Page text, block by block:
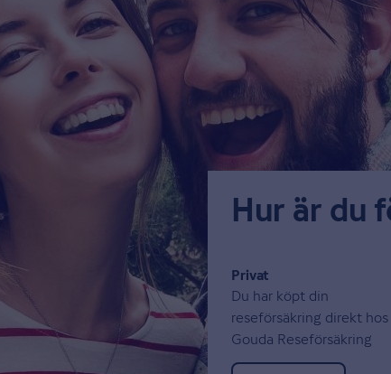
Hur är du
Privat
Du har köpt din
reseförsäkring direkt hos
Gouda Reseförsäkring